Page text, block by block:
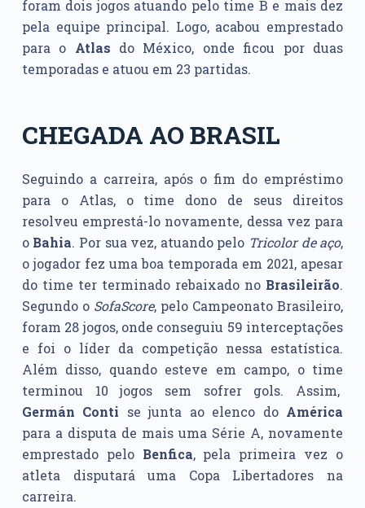
foram dois jogos atuando pelo time B e mais dez
pela equipe principal. Logo, acabou emprestado
para o Atlas do México, onde ficou por duas
temporadas e atuou em 23 partidas.
CHEGADA AO BRASIL
Seguindo a carreira, após o fim do empréstimo
para o Atlas, o time dono de seus direitos
resolveu emprestá-lo novamente, dessa vez para
o Bahia. Por sua vez, atuando pelo Tricolor de aço,
o jogador fez uma boa temporada em 2021, apesar
do time ter terminado rebaixado no Brasileirão.
Segundo o SofaScore, pelo Campeonato Brasileiro,
foram 28 jogos, onde conseguiu 59 interceptações
e foi o líder da competição nessa estatística.
Além disso, quando esteve em campo, o time
terminou 10 jogos sem sofrer gols. Assim,
Germán Conti se junta ao elenco do América
para a disputa de mais uma Série A, novamente
emprestado pelo Benfica, pela primeira vez o
atleta disputará uma Copa Libertadores na
carreira.